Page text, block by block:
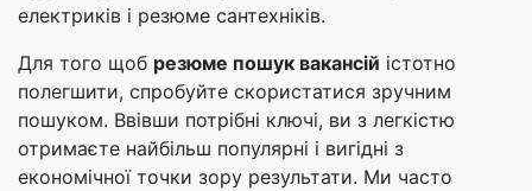
електриків і резюме сантехніків.
Для того щоб резюме пошук вакансій істотно
полегшити, спробуйте скористатися зручним
пошуком. Ввівши потрібні ключі, ви з легкістю
отримаєте найбільш популярні і вигідні з
економічної точки зору результати. Ми часто